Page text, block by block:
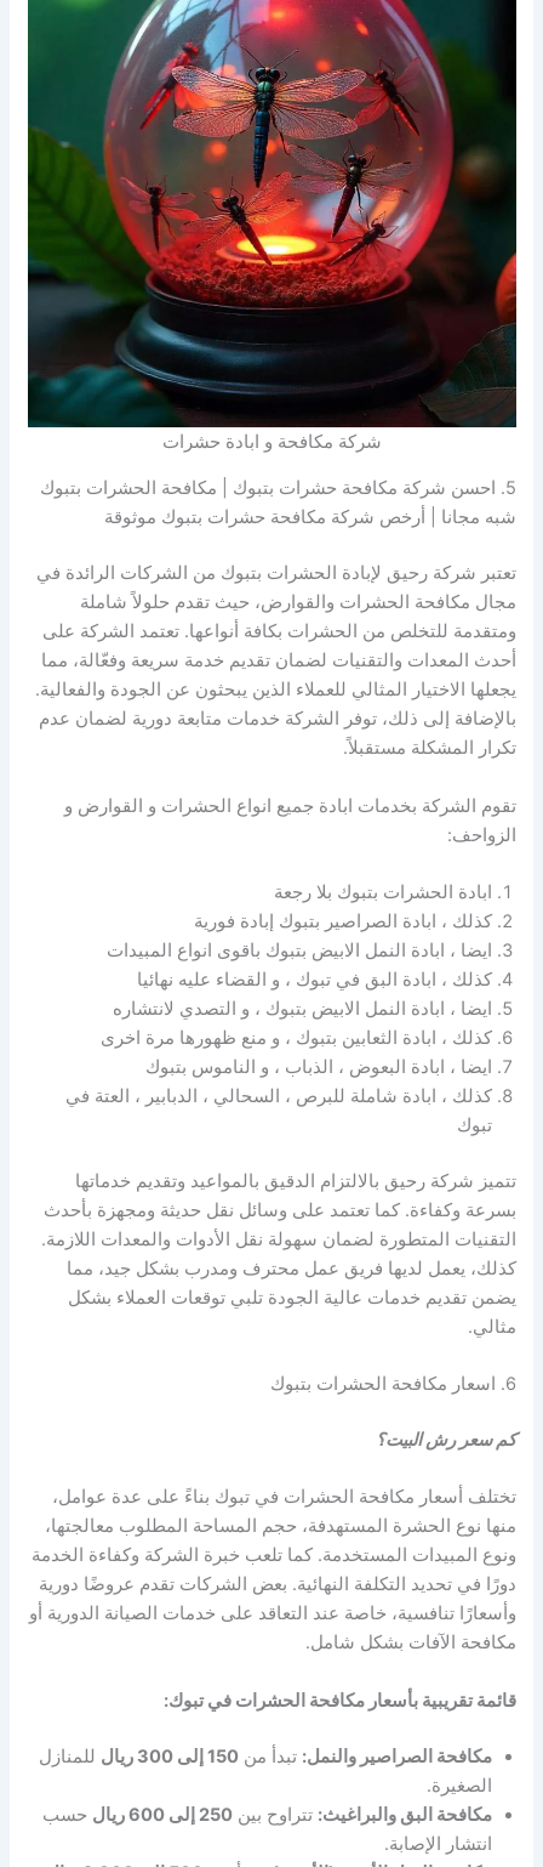
شركة مكافحة و ابادة حشرات
5. احسن شركة مكافحة حشرات بتبوك | مكافحة الحشرات بتبوك
شبه مجانا | أرخص شركة مكافحة حشرات بتبوك موثوقة
تعتبر شركة رحيق لإبادة الحشرات بتبوك من الشركات الرائدة في
مجال مكافحة الحشرات والقوارض، حيث تقدم حلولاً شاملة
ومتقدمة للتخلص من الحشرات بكافة أنواعها. تعتمد الشركة على
أحدث المعدات والتقنيات لضمان تقديم خدمة سريعة وفعّالة، مما
يجعلها الاختيار المثالي للعملاء الذين يبحثون عن الجودة والفعالية.
بالإضافة إلى ذلك، توفر الشركة خدمات متابعة دورية لضمان عدم
تكرار المشكلة مستقبلاً.
تقوم الشركة بخدمات ابادة جميع انواع الحشرات و القوارض و
الزواحف:
ابادة الحشرات بتبوك بلا رجعة
كذلك ، ابادة الصراصير بتبوك إبادة فورية
ايضا ، ابادة النمل الابيض بتبوك باقوى انواع المبيدات
كذلك ، ابادة البق في تبوك ، و القضاء عليه نهائيا
ايضا ، ابادة النمل الابيض بتبوك ، و التصدي لانتشاره
كذلك ، ابادة الثعابين بتبوك ، و منع ظهورها مرة اخرى
ايضا ، ابادة البعوض ، الذباب ، و الناموس بتبوك
كذلك ، ابادة شاملة للبرص ، السحالي ، الدبابير ، العتة في
تبوك
تتميز شركة رحيق بالالتزام الدقيق بالمواعيد وتقديم خدماتها
بسرعة وكفاءة. كما تعتمد على وسائل نقل حديثة ومجهزة بأحدث
التقنيات المتطورة لضمان سهولة نقل الأدوات والمعدات اللازمة.
كذلك، يعمل لديها فريق عمل محترف ومدرب بشكل جيد، مما
يضمن تقديم خدمات عالية الجودة تلبي توقعات العملاء بشكل
مثالي.
6. اسعار مكافحة الحشرات بتبوك
كم سعر رش البيت؟
تختلف أسعار مكافحة الحشرات في تبوك بناءً على عدة عوامل،
منها نوع الحشرة المستهدفة، حجم المساحة المطلوب معالجتها،
ونوع المبيدات المستخدمة. كما تلعب خبرة الشركة وكفاءة الخدمة
دورًا في تحديد التكلفة النهائية. بعض الشركات تقدم عروضًا دورية
وأسعارًا تنافسية، خاصة عند التعاقد على خدمات الصيانة الدورية أو
مكافحة الآفات بشكل شامل.
قائمة تقريبية بأسعار مكافحة الحشرات في تبوك:
مكافحة الصراصير والنمل: تبدأ من150 إلى 300 ريال
للمنازل
الصغيرة.
مكافحة البق والبراغيث: تتراوح بين250 إلى 600 ريال
حسب
انتشار الإصابة.